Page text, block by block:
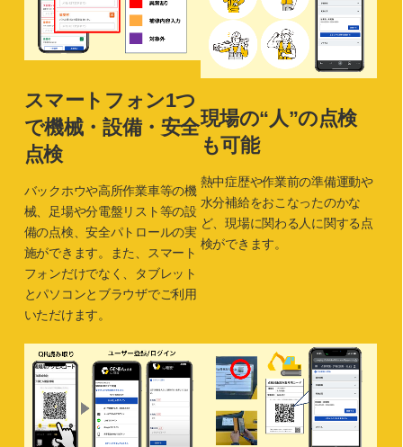
スマートフォン1つ
で機械・設備・安全
点検
バックホウや高所作業車等の機
械、足場や分電盤リスト等の設
備の点検、安全パトロールの実
施ができます。また、スマート
フォンだけでなく、タブレット
とパソコンとブラウザでご利用
いただけます。
現場の“人”の点検
も可能
熱中症歴や作業前の準備運動や
水分補給をおこなったのかな
ど、現場に関わる人に関する点
検ができます。